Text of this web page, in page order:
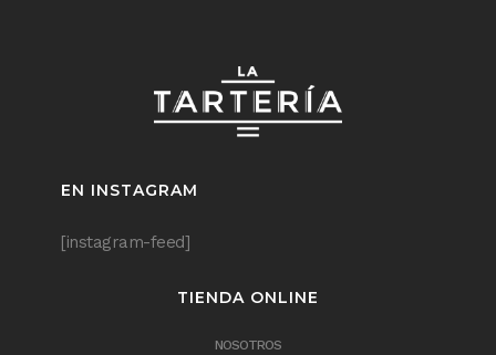
EN INSTAGRAM
[instagram-feed]
TIENDA ONLINE
NOSOTROS